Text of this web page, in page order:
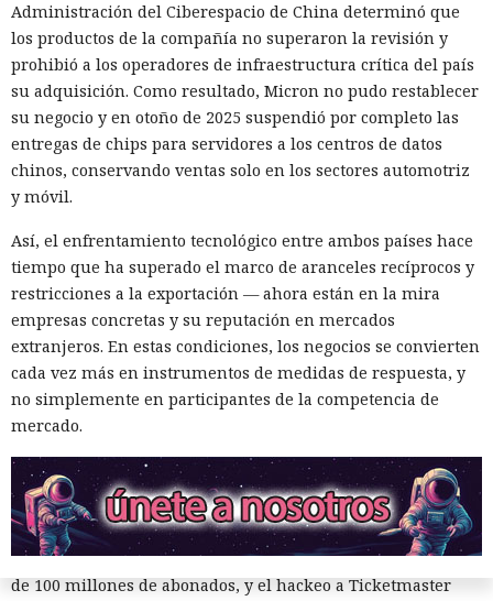
Administración del Ciberespacio de China determinó que
los productos de la compañía no superaron la revisión y
prohibió a los operadores de infraestructura crítica del país
su adquisición. Como resultado, Micron no pudo restablecer
su negocio y en otoño de 2025 suspendió por completo las
entregas de chips para servidores a los centros de datos
chinos, conservando ventas solo en los sectores automotriz
y móvil.
Así, el enfrentamiento tecnológico entre ambos países hace
tiempo que ha superado el marco de aranceles recíprocos y
restricciones a la exportación — ahora están en la mira
empresas concretas y su reputación en mercados
extranjeros. En estas condiciones, los negocios se convierten
cada vez más en instrumentos de medidas de respuesta, y
no simplemente en participantes de la competencia de
mercado.
El canadiense Connor Riley Muka ganó dinero durante
muchos meses con datos robados de otras personas, antes
de ser detenido y entregado a la justicia estadounidense por
uno de los mayores hackeos de los últimos años — ataque a
la plataforma en la nube Snowflake.
Muka, de 26 años, se declaró culpable de cargos de fraude
informático y telefónico, robo agravado de datos personales
y conspiración en un tribunal federal del estado de
Washington. Su sentencia se dictará el 27 de octubre; la
pena máxima es de hasta 32 años de prisión.
Muka y sus cómplices utilizaron credenciales robadas para
acceder a cuentas de Snowflake y robaron información de al
menos 165 empresas. Entre las afectadas se encuentran
AT&T, Ticketmaster, Advance Auto Parts, Neiman Marcus,
Santander, LendingTree y uno de los distritos escolares más
grandes de Estados Unidos.
La magnitud de las filtraciones fue enorme: en el caso de
AT&T se trató de registros de llamadas y mensajes de más
de 100 millones de abonados, y el hackeo a Ticketmaster